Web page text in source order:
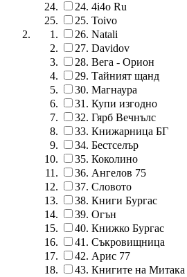
24. 4i4o Ru
25. Toivo
26. Natali
27. Davidov
28. Вега - Орион
29. Тайният щанд
30. Магнаура
31. Купи изгодно
32. Гярб Вечнълс
33. Книжарница БГ
34. Бестселър
35. Коколино
36. Ангелов 75
37. Словото
38. Книги Бургас
39. Огън
40. Книжко Бургас
41. Съкровищница
42. Арис 77
43. Книгите на Митака